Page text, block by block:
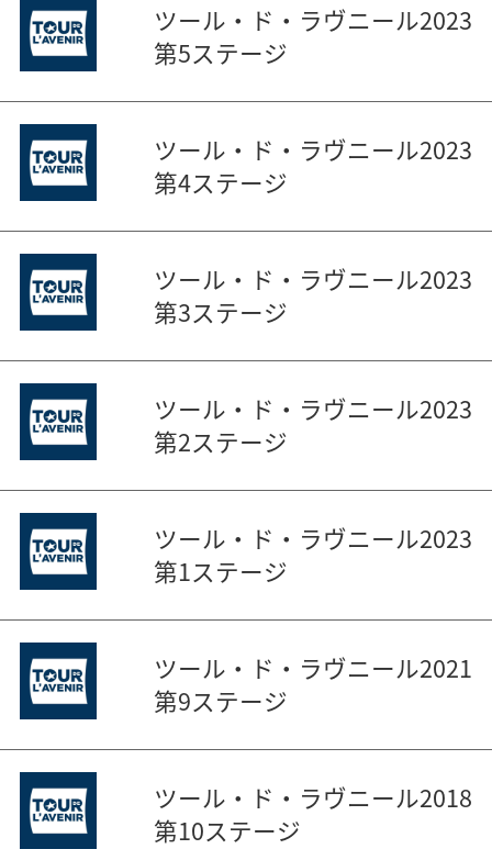
ツール・ド・ラヴニール2023
第5ステージ
ツール・ド・ラヴニール2023
第4ステージ
ツール・ド・ラヴニール2023
第3ステージ
ツール・ド・ラヴニール2023
第2ステージ
ツール・ド・ラヴニール2023
第1ステージ
ツール・ド・ラヴニール2021
第9ステージ
ツール・ド・ラヴニール2018
第10ステージ